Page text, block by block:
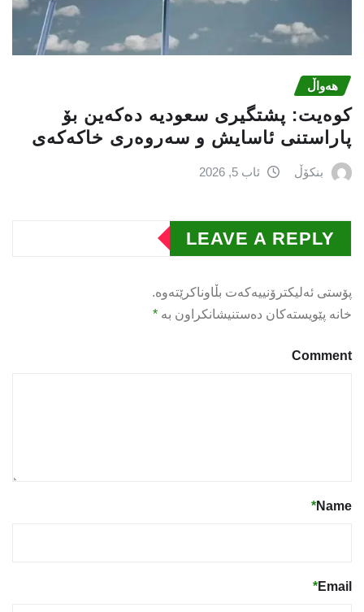
هەواڵ
كوەیت: پشتگیری سعودیە دەكەین بۆ
پاراستنی ئاسایش و سەروەری خاكەكەی
بنکۆڵ ئاب 5, 2026
LEAVE A REPLY
پۆستی ئەلیکترۆنییەکەت بڵاوناکرێتەوە.
خانە پێویستەکان دەستنیشانکراون بە *
Comment
Name
*
Email
*